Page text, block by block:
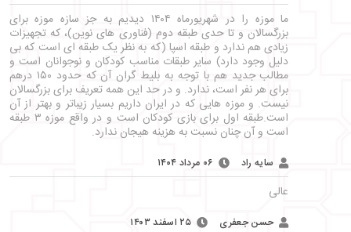
ما موزه را در شهریورماه ۱۴۰۴ دیدیم به جز سازه موزه برای
بزرگسالان و تا حدی طبقه دوم (فناوری های نوین)، که تجهیزات
زیادی هم ندارد و طبقه اسپا (که به نظر یک طبقه ای است که بی
دلیل وجود دارد) سایر طبقات مناسب کودکان و نوجوانان است و
مطالب جدید هم با توجه به بلیط گران آن که حدود ۱۵۰ درهم
برای هر نفر است، ندارد. و در حد این همه تعریف برای بزرگسالان
نیست. و موزه هایی که در ایران داریم بسیار زیباتر و بهتر از آن
است.طبقه اول برای بازی کودکان است و در واقع موزه ۳ طبقه
است و آن چنان نسبت به هزینه هیجان ندارد.
سایه راد ۰۶ مرداد ۱۴۰۴
عالی
حسن جعفری ۲۵ اسفند ۱۴۰۳